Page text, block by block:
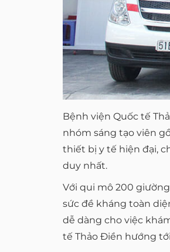
Bệnh viện Quốc tế
nhóm sáng tạo viên
thiết bị y tế hiện đại,
duy nhất.
Với qui mô 200
sức đề kháng toàn
dễ dàng cho việc
tế Thảo Điền hướng